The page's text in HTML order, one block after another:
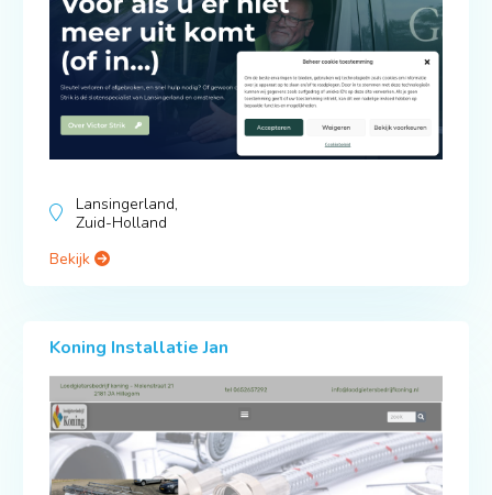
Lansingerland,
Zuid-Holland
Bekijk
Koning Installatie Jan